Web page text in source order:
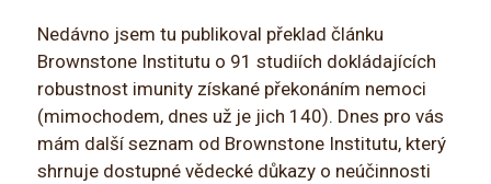
Nedávno jsem tu publikoval překlad článku
Brownstone Institutu o 91 studiích dokládajících
robustnost imunity získané překonáním nemoci
(mimochodem, dnes už je jich 140). Dnes pro vás
mám další seznam od Brownstone Institutu, který
shrnuje dostupné vědecké důkazy o neúčinnosti